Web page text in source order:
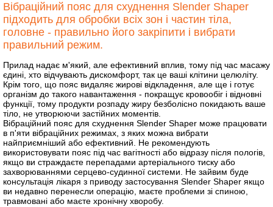
Вібраційний пояс для схуднення Slender Shaper
підходить для обробки всіх зон і частин тіла,
головне - правильно його закріпити і вибрати
правильний режим.
Прилад надає м'який, але ефективний вплив, тому під час масажу
єдині, хто відчувають дискомфорт, так це ваші клітини целюліту.
Крім того, що пояс видаляє жирові відкладення, але ще і готує
організм до такого навантаження - покращує кровообіг і відновні
функції, тому продукти розпаду жиру безболісно покидають ваше
тіло, не утворюючи застійних моментів.
Вібраційний пояс для схуднення Slender Shaper може працювати
в п'яти вібраційних режимах, з яких можна вибрати
найприємніший або ефективний. Не рекомендують
використовувати пояс під час вагітності або відразу після пологів,
якщо ви страждаєте перепадами артеріального тиску або
захворюваннями серцево-судинної системи. Не зайвим буде
консультація лікаря з приводу застосування Slender Shaper якщо
ви недавно перенесли операцію, маєте проблеми зі спиною,
травмовані або маєте хронічну хворобу.